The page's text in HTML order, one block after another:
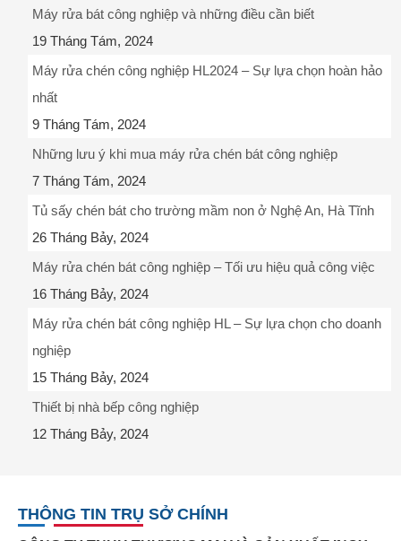
Máy rửa bát công nghiệp và những điều cần biết
19 Tháng Tám, 2024
Máy rửa chén công nghiệp HL2024 – Sự lựa chọn hoàn hảo
nhất
9 Tháng Tám, 2024
Những lưu ý khi mua máy rửa chén bát công nghiệp
7 Tháng Tám, 2024
Tủ sấy chén bát cho trường mầm non ở Nghệ An, Hà Tĩnh
26 Tháng Bảy, 2024
Máy rửa chén bát công nghiệp – Tối ưu hiệu quả công việc
16 Tháng Bảy, 2024
Máy rửa chén bát công nghiệp HL – Sự lựa chọn cho doanh
nghiệp
15 Tháng Bảy, 2024
Thiết bị nhà bếp công nghiệp
12 Tháng Bảy, 2024
THÔNG TIN TRỤ SỞ CHÍNH